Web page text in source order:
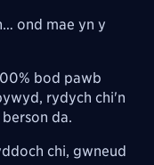
ond mae yn y
bod pawb
rydych chi'n
da.
chi, gwneud